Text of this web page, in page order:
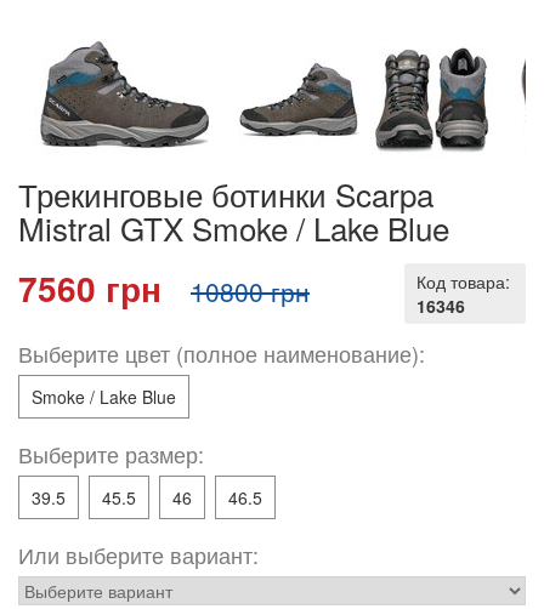
Трекинговые ботинки Scarpa
Mistral GTX Smoke / Lake Blue
Код товара:
16346
7560 грн 10800 грн
Выберите цвет (полное наименование):
Smoke / Lake Blue
Выберите размер:
39.5 45.5 46 46.5
Или выберите вариант: